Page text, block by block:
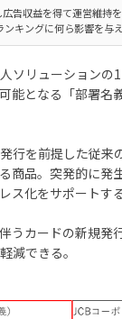
告収益を得て運営維持
キングに何ら影響を与
ソリューションの
能となる「部署名
を前提した従来
商品。突発的に発
ス化をサポートする
カードの新規発
減できる。